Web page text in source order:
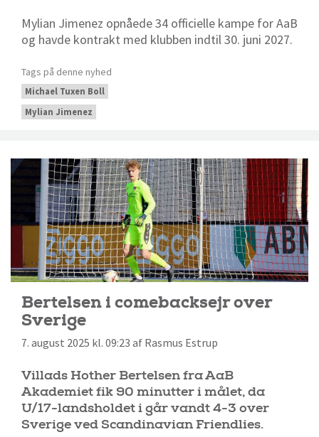
Mylian Jimenez opnåede 34 officielle kampe for AaB
og havde kontrakt med klubben indtil 30. juni 2027.
Tags på denne nyhed
Michael Tuxen Boll
Mylian Jimenez
Bertelsen i comebacksejr over
Sverige
7. august 2025 kl. 09:23 af Rasmus Estrup
Villads Hother Bertelsen fra AaB
Akademiet fik 90 minutter i målet, da
U/17-landsholdet i går vandt 4-3 over
Sverige ved Scandinavian Friendlies.